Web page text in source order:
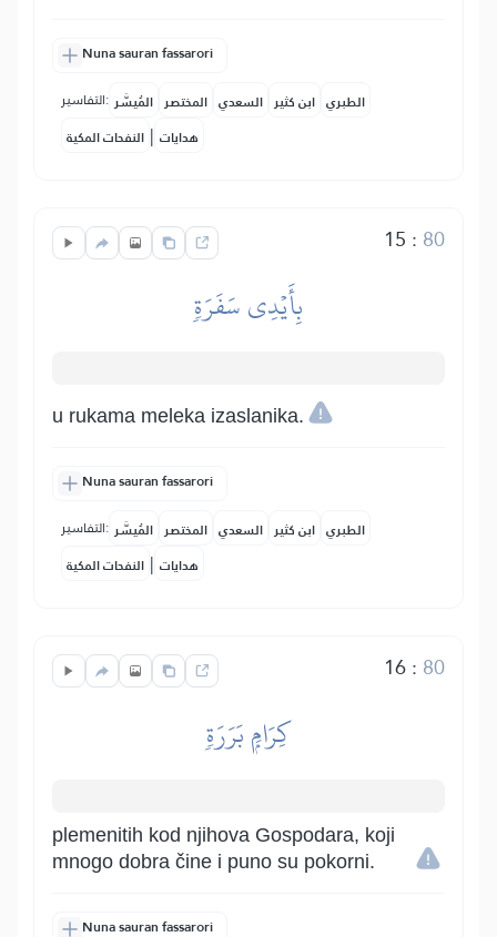
Nuna sauran fassarori
التفاسير: المُيسَّر المختصر السعدي ابن كثير الطبري
النفحات المكية | هدايات
15 : 80
بِأَيۡدِي سَفَرَةٖ
u rukama meleka izaslanika.
Nuna sauran fassarori
التفاسير: المُيسَّر المختصر السعدي ابن كثير الطبري
النفحات المكية | هدايات
16: 80
كِرَامِۭ بَرَرَةٖ
plemenitih kod njihova Gospodara, koji
mnogo dobra čine i puno su pokorni.
Nuna sauran fassarori